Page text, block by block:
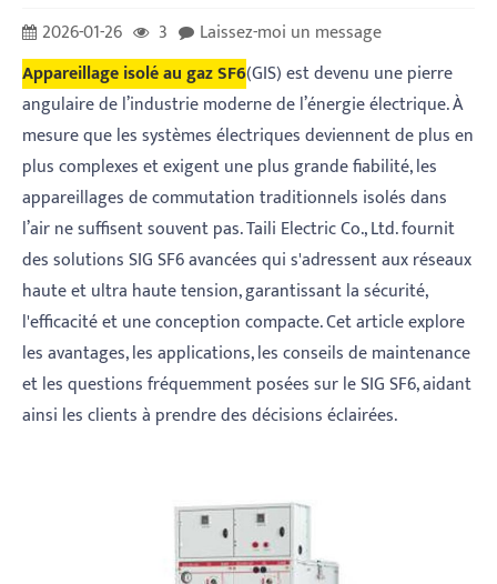
2026-01-26 3
Laissez-moi un message
Appareillage isolé au gaz SF6(GIS) est devenu une pierre
angulaire de l’industrie moderne de l’énergie électrique. À
mesure que les systèmes électriques deviennent de plus en
plus complexes et exigent une plus grande fiabilité, les
appareillages de commutation traditionnels isolés dans
l’air ne suffisent souvent pas. Taili Electric Co., Ltd. fournit
des solutions SIG SF6 avancées qui s'adressent aux réseaux
haute et ultra haute tension, garantissant la sécurité,
l'efficacité et une conception compacte. Cet article explore
les avantages, les applications, les conseils de maintenance
et les questions fréquemment posées sur le SIG SF6, aidant
ainsi les clients à prendre des décisions éclairées.